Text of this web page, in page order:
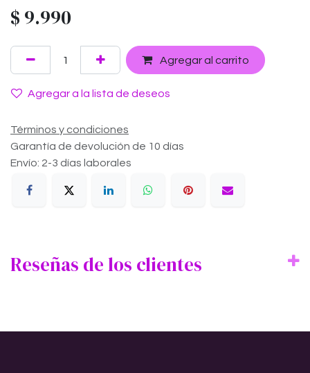
$ 9.990
Agregar al carrito
Agregar a la lista de deseos
Términos y condiciones
Garantía de devolución de 10 días
Envío: 2-3 días laborales
Reseñas de los clientes